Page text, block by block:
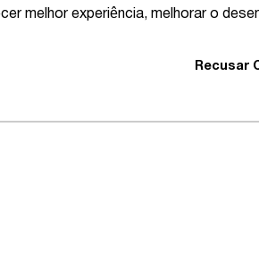
melhor experiência, melhorar o
Recusar